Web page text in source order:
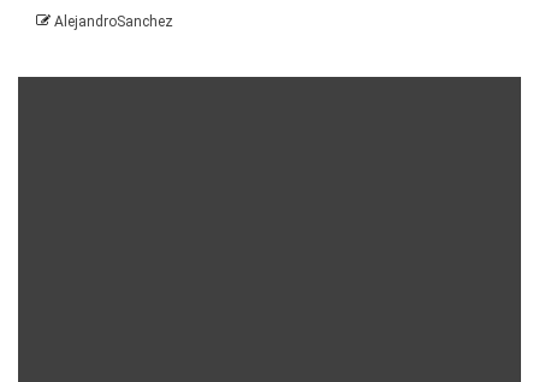
AlejandroSanchez